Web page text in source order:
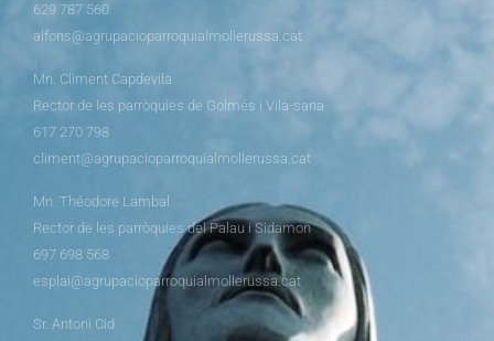
629 787 560
alfons@agrupacioparroquialmollerussa.cat
Mn. Climent Capdevila
Rector de les parròquies de Golmés i Vila-sana
617 270 798
climent@agrupacioparroquialmollerussa.cat
Mn. Théodore Lambal
Rector de les parròquies del Palau i Sidamon
697 698 568
esplai@agrupacioparroquialmollerussa.cat
Sr. Antoni Cid